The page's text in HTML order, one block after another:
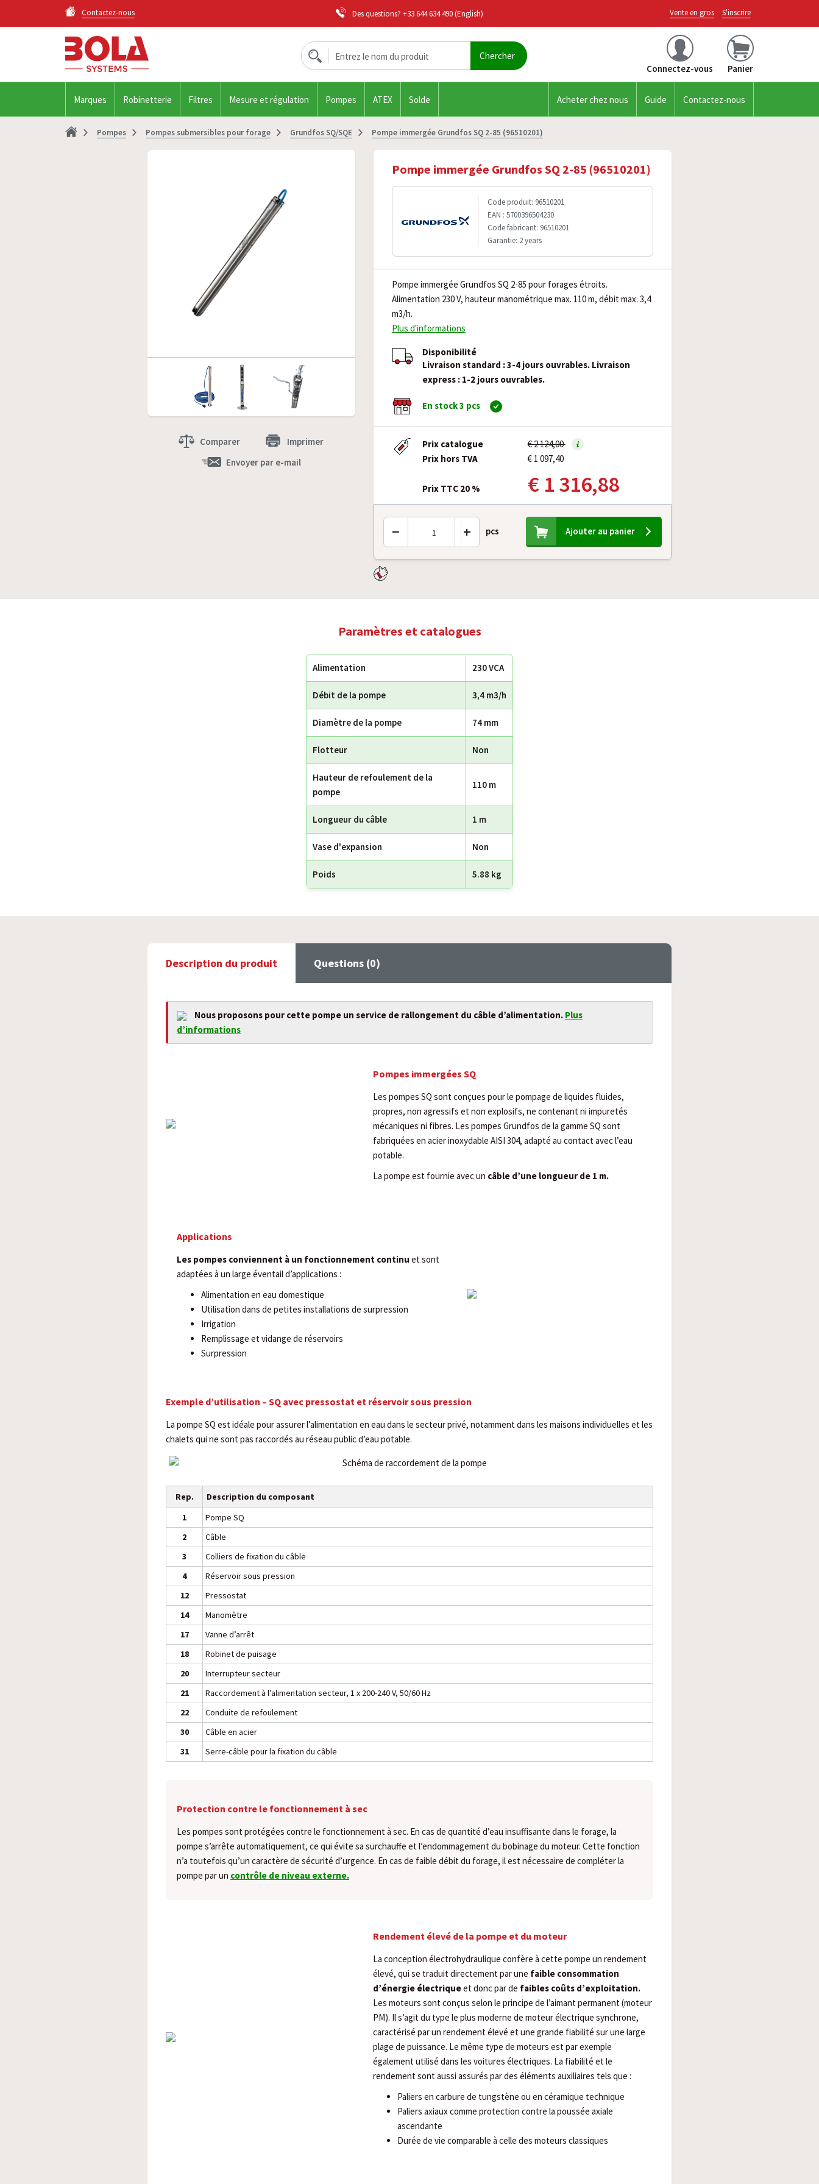
Contactez-nous Des questions? +33 644 634 490(English) Vente en gros S'inscrire
Connectez-vous Panier
Marques Robinetterie Filtres Mesure et régulation Pompes ATEX Solde Acheter chez nous Guide Contactez-nous
Pompes Pompes submersibles pour forage Grundfos SQ/SQE Pompe immergée Grundfos SQ 2-85 (96510201)
Comparer
Imprimer
Envoyer par e-mail
Pompe immergée Grundfos SQ 2-85 (96510201)
Code produit: 96510201
EAN : 5700396504230
Code fabricant: 96510201
Garantie: 2 years
Pompe immergée Grundfos SQ 2-85 pour forages étroits.
Alimentation 230 V, hauteur manométrique max. 110 m, débit max. 3,4
m3/h.
Plus d'informations
Disponibilité
Livraison standard : 3-4 jours ouvrables. Livraison
express : 1-2 jours ouvrables.
En stock 3 pcs
Prix catalogue
€ 2 124,00
Prix hors TVA
€ 1 097,40
Prix TTC 20 % € 1 316,88
pcs
− + Ajouter au panier
Paramètres et catalogues
Alimentation 230 VCA
Débit de la pompe 3,4 m3/h
Diamètre de la pompe 74 mm
Flotteur Non
Hauteur de refoulement de la
pompe
110 m
Longueur du câble 1 m
Vase d'expansion Non
Poids 5.88 kg
Description du produit Questions (0)
Nous proposons pour cette pompe un service de rallongement du câble d’alimentation. Plus
d’informations
Pompes immergées SQ
Les pompes SQ sont conçues pour le pompage de liquides fluides,
propres, non agressifs et non explosifs, ne contenant ni impuretés
mécaniques ni fibres. Les pompes Grundfos de la gamme SQ sont
fabriquées en acier inoxydable AISI 304, adapté au contact avec l’eau
potable.
La pompe est fournie avec un câble d’une longueur de 1 m.
Applications
Les pompes conviennent à un fonctionnement continu et sont
adaptées à un large éventail d’applications :
Alimentation en eau domestique
Utilisation dans de petites installations de surpression
Irrigation
Remplissage et vidange de réservoirs
Surpression
Exemple d’utilisation – SQ avec pressostat et réservoir sous pression
La pompe SQ est idéale pour assurer l’alimentation en eau dans le secteur privé, notamment dans les maisons individuelles et les
chalets qui ne sont pas raccordés au réseau public d’eau potable.
Rep.
Description du composant
1
Pompe SQ
2
Câble
3
Colliers de fixation du câble
4
Réservoir sous pression
12
Pressostat
14
Manomètre
17
Vanne d’arrêt
18
Robinet de puisage
20
Interrupteur secteur
21
Raccordement à l’alimentation secteur, 1 x 200-240 V, 50/60 Hz
22
Conduite de refoulement
30
Câble en acier
31
Serre-câble pour la fixation du câble
Protection contre le fonctionnement à sec
Les pompes sont protégées contre le fonctionnement à sec. En cas de quantité d’eau insuffisante dans le forage, la
pompe s’arrête automatiquement, ce qui évite sa surchauffe et l’endommagement du bobinage du moteur. Cette fonction
n’a toutefois qu’un caractère de sécurité d’urgence. En cas de faible débit du forage, il est nécessaire de compléter la
pompe par un contrôle de niveau externe.
Rendement élevé de la pompe et du moteur
La conception électrohydraulique confère à cette pompe un rendement
élevé, qui se traduit directement par une faible consommation
d’énergie électriqueet donc par de faibles coûts d’exploitation.
Les moteurs sont conçus selon le principe de l’aimant permanent (moteur
PM). Il s’agit du type le plus moderne de moteur électrique synchrone,
caractérisé par un rendement élevé et une grande fiabilité sur une large
plage de puissance. Le même type de moteurs est par exemple
également utilisé dans les voitures électriques. La fiabilité et le
rendement sont aussi assurés par des éléments auxiliaires tels que :
Paliers en carbure de tungstène ou en céramique technique
Paliers axiaux comme protection contre la poussée axiale
ascendante
Durée de vie comparable à celle des moteurs classiques